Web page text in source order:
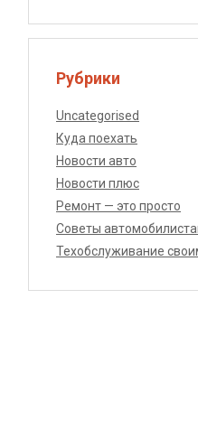
Рубрики
Uncategorised
Куда поехать
Новости авто
Новости плюс
Ремонт — это просто
Советы
Техобслуживание